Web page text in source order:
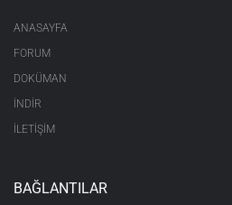
ANASAYFA
FORUM
DOKÜMAN
İNDİR
İLETİŞİM
BAĞLANTILAR